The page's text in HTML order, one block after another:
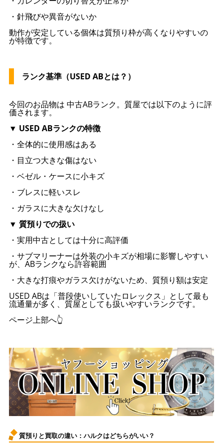
・針飛びや異音がないか
動作が安定している個体は質預り枠が高くなりやすいの
が特徴です。
ランク基準（USED ABとは？）
今回のお品物は 中古ABランク。質屋では以下のように評
価されます。
▼ USED ABランクの特徴
・全体的に使用感はある
・目立つ大きな傷はない
・ベゼル・ケースに小キズ
・ブレスに軽いスレ
・ガラスに大きな欠けなし
▼ 質預りでの扱い
・実用中古としては十分に高評価
・サブマリーナーは外装の小キズが相場に影響しやすい
が、ABランクなら許容範囲
・大きな打痕やガラス欠けがないため、質預り額は安定
USED ABは「普段使いしていたロレックス」として最も
流通量が多く、質屋としても扱いやすいランクです。
ページ上部へ👆
質預りと買取の違い：ハルクはどちらがいい？